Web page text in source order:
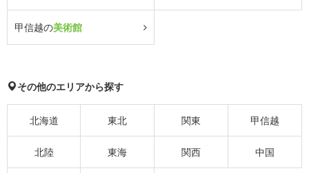
甲信越の美術館
その他のエリアから探す
北海道 東北 関東 甲信越
北陸 東海 関西 中国